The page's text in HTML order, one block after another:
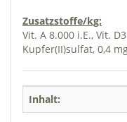
Zusatzstoffe/kg:
Vit. A 8.000 i.E., Vit.
Kupfer(II)sulfat, 0,4
Inhalt: